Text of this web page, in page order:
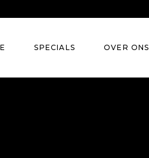
SPECIALS OVER ONS